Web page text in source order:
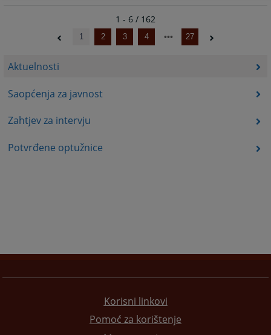
Aktuelnosti
Saopćenja za javnost
Zahtjev za intervju
Potvrđene optužnice
1 - 6 / 162
1 2 3 4 27
Korisni linkovi
Pomoć za korištenje